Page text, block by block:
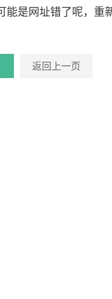
能是网址错了呢，重
返回上一页